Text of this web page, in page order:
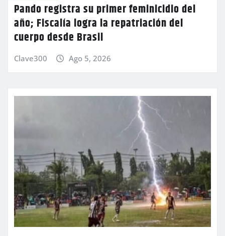
Pando registra su primer feminicidio del
año; Fiscalía logra la repatriación del
cuerpo desde Brasil
Clave300 Ago 5, 2026